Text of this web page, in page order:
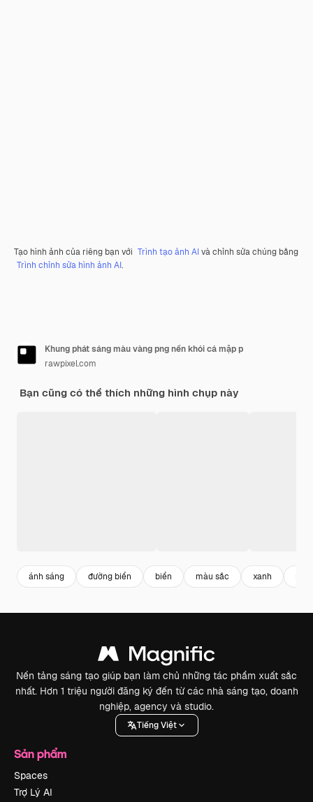
Tạo hình ảnh của riêng bạn với Trình tạo ảnh AIvà chỉnh sửa chúng bằng
Trình chỉnh sửa hình ảnh AI.
Khung phát sáng màu vàng png nền khói cá mập p
rawpixel.com
Bạn cũng có thể thích những hình chụp này
ánh sáng đường biển biển màu sắc xanh
Nền tảng sáng tạo giúp bạn làm chủ những tác phẩm xuất sắc
nhất. Hơn 1 triệu người đăng ký đến từ các nhà sáng tạo, doanh
nghiệp, agency và studio.
Tiếng Việt
Sản phẩm
Spaces
Trợ Lý AI